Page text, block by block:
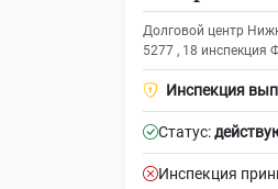
Долговой центр
5277 , 18 инспекция
Инспекция
Статус:
Инспекция